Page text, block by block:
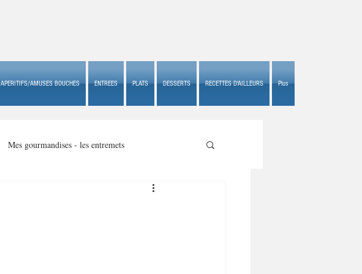
APERITIFS/AMUSES BOUCHES ENTREES PLATS DESSERTS RECETTES D'AILLEURS Plus
Mes gourmandises - les entremets